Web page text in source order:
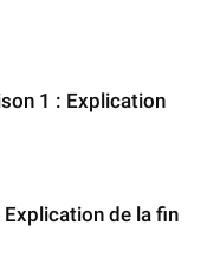
1 : Explication
Explication de la fin